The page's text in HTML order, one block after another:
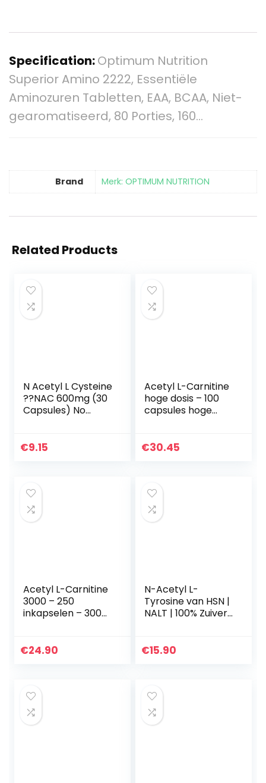
Specification:Optimum Nutrition
Superior Amino 2222, Essentiële
Aminozuren Tabletten, EAA, BCAA, Niet-
gearomatiseerd, 80 Porties, 160…
Brand Merk: OPTIMUM NUTRITION
Related Products
N Acetyl L Cysteine
??NAC 600mg (30
Capsules) No
GMO Vegan
€9.15
Acetyl L-Carnitine
hoge dosis – 100
capsules hoge
per capsule –
€30.45
Acetyl L-Carnitine
3000 – 250
inkapselen – 3000
acetyl L-carnitine
€24.90
N-Acetyl L-
Tyrosine van HSN |
NALT | 100% Zuiver
Supplement,
€15.90